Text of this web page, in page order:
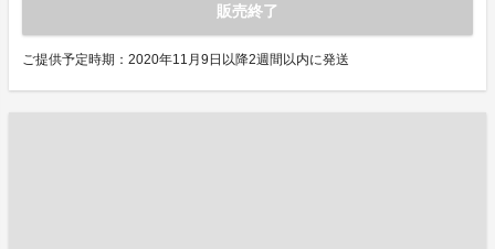
販売終了
ご提供予定時期：2020年11月9日以降2週間以内に発送